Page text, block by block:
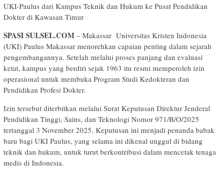
UKI-Paulus dari Kampus Teknik dan Hukum ke Pusat Pendidikan
Dokter di Kawasan Timur
SPASI SULSEL.COM – Makassar Universitas Kristen Indonesia
(UKI) Paulus Makassar menorehkan capaian penting dalam sejarah
pengembangannya. Setelah melalui proses panjang dan evaluasi
ketat, kampus yang berdiri sejak 1963 itu resmi memperoleh izin
operasional untuk membuka Program Studi Kedokteran dan
Pendidikan Profesi Dokter.
Izin tersebut diterbitkan melalui Surat Keputusan Direktur Jenderal
Pendidikan Tinggi, Sains, dan Teknologi Nomor 971/B/O/2025
tertanggal 3 November 2025. Keputusan ini menjadi penanda babak
baru bagi UKI Paulus, yang selama ini dikenal unggul di bidang
teknik dan hukum, untuk turut berkontribusi dalam mencetak tenaga
medis di Indonesia.